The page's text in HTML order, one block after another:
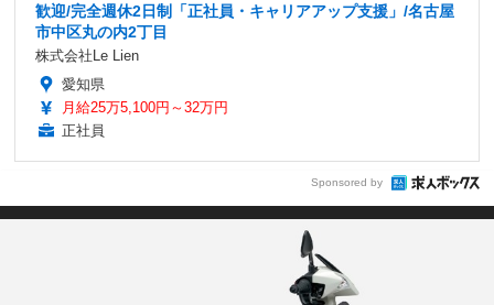
歓迎/完全週休2日制「正社員・キャリアアップ支援」/名古屋
市中区丸の内2丁目
株式会社Le Lien
愛知県
月給25万5,100円～32万円
正社員
Sponsored by